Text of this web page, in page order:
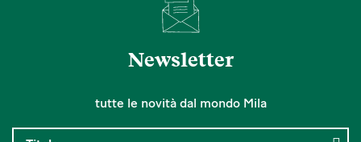
Newsletter
tutte le novità dal mondo Mila